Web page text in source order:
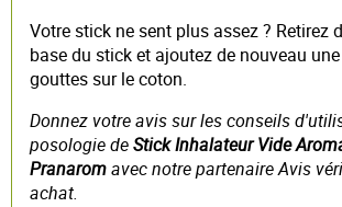
Votre stick ne sent plus assez ? Retirez
base du stick et ajoutez de nouveau
gouttes sur le coton.
Donnez votre avis sur les conseils
posologie deStick Inhalateur Vide
Pranaromavec notre partenaire Avis
achat.